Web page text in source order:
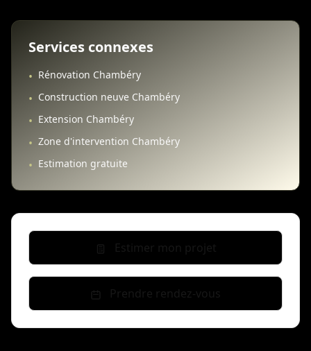
Services connexes
• Rénovation Chambéry
• Construction neuve Chambéry
• Extension Chambéry
• Zone d'intervention Chambéry
• Estimation gratuite